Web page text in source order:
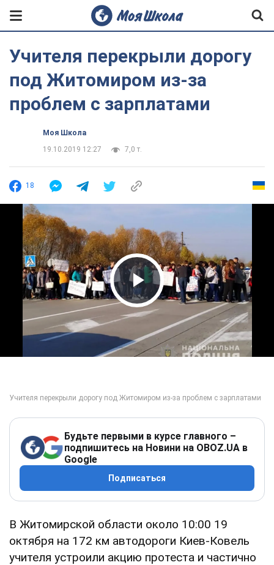
Учителя перекрыли дорогу
под Житомиром из-за
проблем с зарплатами
Моя Школа
19.10.2019 12:27
7,0 т.
18
Play Video
Будьте первыми в курсе главного –
подпишитесь на Новини на OBOZ.UA в
Google
Подписаться
В Житомирской области около 10:00 19
октября на 172 км автодороги Киев-Ковель
учителя устроили акцию протеста и частично